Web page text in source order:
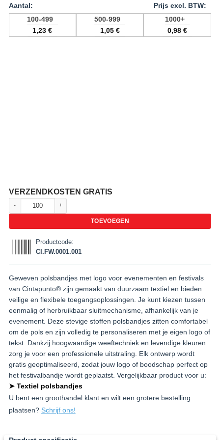
100-499
1,23€
500-999
1,05 €
1000+
0,98€
VERZENDKOSTEN GRATIS
Geweven polsbandjes met logo voor evenementen en festivals aantal
TOEVOEGEN
Productcode:
CI.FW.0001.001
Geweven polsbandjes met logo voor evenementen en festivals
van Cintapunto® zijn gemaakt van duurzaam textiel en bieden
veilige en flexibele toegangsoplossingen. Je kunt kiezen tussen
eenmalig of herbruikbaar sluitmechanisme, afhankelijk van je
evenement. Deze stevige stoffen polsbandjes zitten comfortabel
om de pols en zijn volledig te personaliseren met je eigen logo of
tekst. Dankzij hoogwaardige weeftechniek en levendige kleuren
zorg je voor een professionele uitstraling. Elk ontwerp wordt
gratis geoptimaliseerd, zodat jouw logo of boodschap perfect op
het festivalbandje wordt geplaatst. Vergelijkbaar product voor u:
➤ Textiel polsbandjes
U bent een groothandel klant en wilt een grotere bestelling
plaatsen? Schrijf ons!